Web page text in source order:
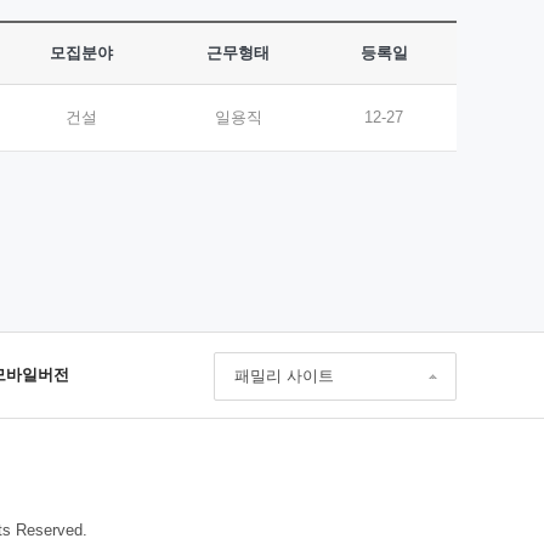
모집분야 근무형태 등록일
건설 일용직 12-27
바일버전 패밀리 사이트
Reserved.